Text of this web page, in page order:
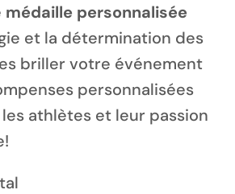
médaille personnalisée
et la détermination des
briller votre événement
personnalisées
athlètes et leur passion